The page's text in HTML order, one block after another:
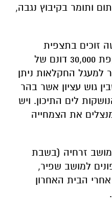
ותומר בקיבוץ נגבה,
זוכים בתצפית
מרהיבה לכל העברים, מוקפת 30,000 דונם של
למעגל החקלאות ניתן
גוש עציון אשר בהר
לים התיכון. ויש
את הצמחייה
למושב זרחיה (בשבת
סגור). 2. מכביש 3 פונים למושב שפיר,
300 מטרים אחרי הבית האחרון